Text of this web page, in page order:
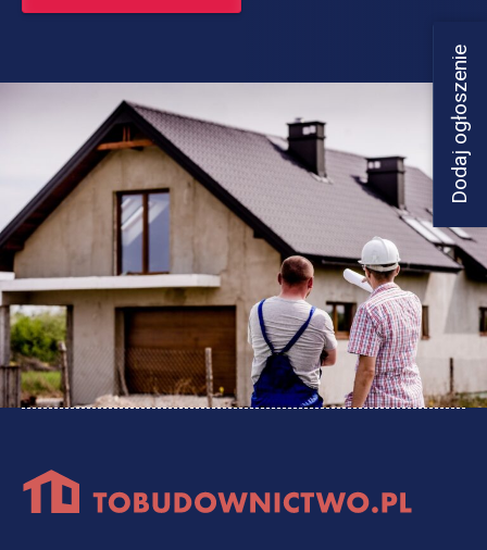
Dodaj ogłoszenie